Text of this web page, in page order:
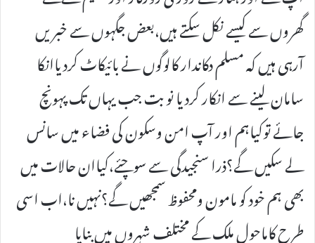
گھروں سے کیسے نکل سکتے ہیں،بعض جگہوں سے خبریں
آرہی ہیں کہ مسلم دکاندار کالوگوں نے بائیکاٹ کردیاانکا
سامان لینے سے انکار کردیا نوبت جب یہاں تک پہونچ
جائے توکیاہم اور آپ امن وسکون کی فضاء میں سانس
لے سکیں گے؟ذرا سنجیدگی سے سوچئے،کیاان حالات میں
بھی ہم خود کو مامون ومحفوظ سمجھیں گے؟نہیں نا،اب اسی
طرح کاماحول ملک کے مختلف شہروں میں بنایا